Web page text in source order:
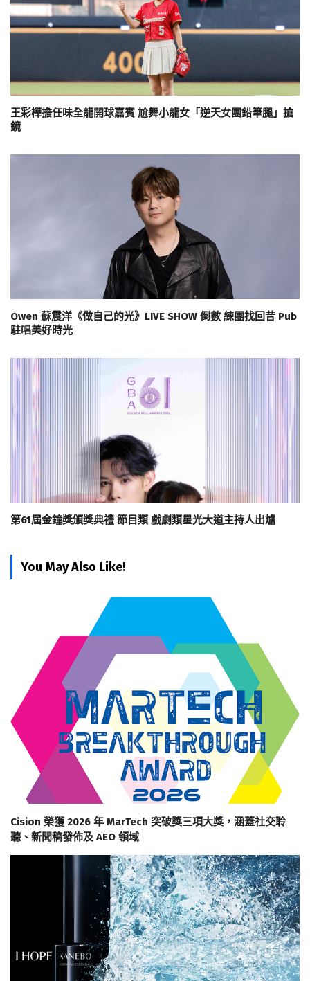
王彩樺擔任味全龍開球嘉賓 尬舞小龍女「逆天女團鉛筆腿」搶
鏡
Owen 蘇震洋《做自己的光》LIVE SHOW 倒數 練團找回昔 Pub
駐唱美好時光
第61屆金鐘獎頒獎典禮 節目類 戲劇類星光大道主持人出爐
You May Also Like!
Cision 榮獲 2026 年 MarTech 突破獎三項大獎，涵蓋社交聆
聽、新聞稿發佈及 AEO 領域